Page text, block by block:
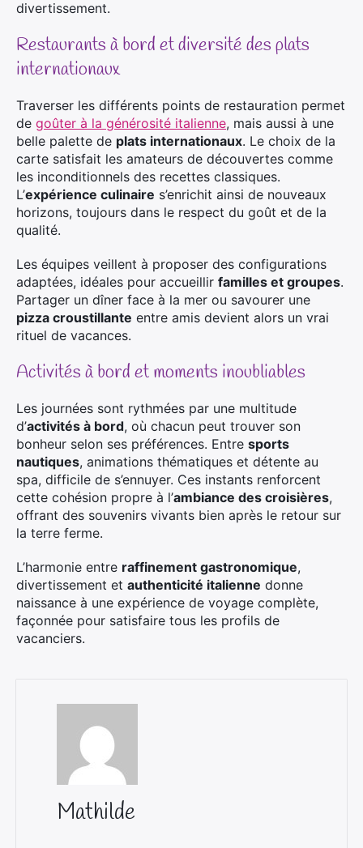
divertissement.
Restaurants à bord et diversité des plats
internationaux
Traverser les différents points de restauration permet
de goûter à la générosité italienne, mais aussi à une
belle palette de plats internationaux. Le choix de la
carte satisfait les amateurs de découvertes comme
les inconditionnels des recettes classiques.
L’expérience culinaire s’enrichit ainsi de nouveaux
horizons, toujours dans le respect du goût et de la
qualité.
Les équipes veillent à proposer des configurations
adaptées, idéales pour accueillir familles et groupes.
Partager un dîner face à la mer ou savourer une
pizza croustillante entre amis devient alors un vrai
rituel de vacances.
Activités à bord et moments inoubliables
Les journées sont rythmées par une multitude
d’activités à bord, où chacun peut trouver son
bonheur selon ses préférences. Entre sports
nautiques, animations thématiques et détente au
spa, difficile de s’ennuyer. Ces instants renforcent
cette cohésion propre à l’ambiance des croisières,
offrant des souvenirs vivants bien après le retour sur
la terre ferme.
L’harmonie entre raffinement gastronomique,
divertissement et authenticité italienne donne
naissance à une expérience de voyage complète,
façonnée pour satisfaire tous les profils de
vacanciers.
Mathilde